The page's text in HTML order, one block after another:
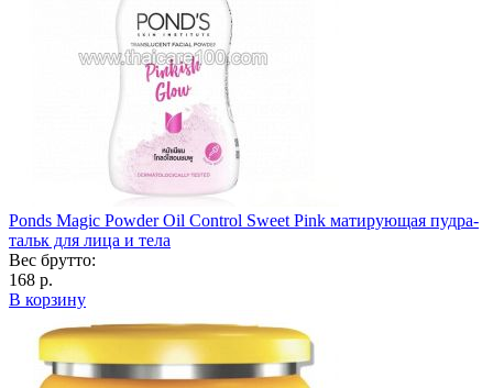
Ponds Magic Powder Oil Control Sweet Pink матирующая пудра-
тальк для лица и тела
Вес брутто:
168 р.
В корзину